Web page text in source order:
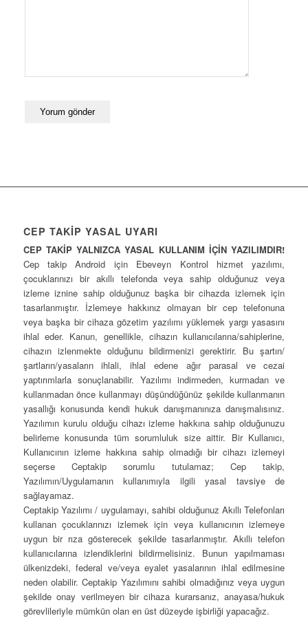
CEP TAKİP YASAL UYARI
CEP TAKİP YALNIZCA YASAL KULLANIM İÇİN YAZILIMDIR!
Cep takip Android için Ebeveyn Kontrol hizmet yazılımı,
çocuklarınızı bir akıllı telefonda veya sahip olduğunuz veya
izleme iznine sahip olduğunuz başka bir cihazda izlemek için
tasarlanmıştır. İzlemeye hakkınız olmayan bir cep telefonuna
veya başka bir cihaza gözetim yazılımı yüklemek yargı yasasını
ihlal eder. Kanun, genellikle, cihazın kullanıcılarına/sahiplerine,
cihazın izlenmekte olduğunu bildirmenizi gerektirir. Bu şartın/
şartların/yasaların ihlali, ihlal edene ağır parasal ve cezai
yaptırımlarla sonuçlanabilir. Yazılımı indirmeden, kurmadan ve
kullanmadan önce kullanmayı düşündüğünüz şekilde kullanmanın
yasallığı konusunda kendi hukuk danışmanınıza danışmalısınız.
Yazılımın kurulu olduğu cihazı izleme hakkına sahip olduğunuzu
belirleme konusunda tüm sorumluluk size aittir. Bir Kullanıcı,
Kullanıcının izleme hakkına sahip olmadığı bir cihazı izlemeyi
seçerse Ceptakip sorumlu tutulamaz; Cep takip,
Yazılımın/Uygulamanın kullanımıyla ilgili yasal tavsiye de
sağlayamaz.
Ceptakip Yazılımı / uygulamayı, sahibi olduğunuz Akıllı Telefonları
kullanan çocuklarınızı izlemek için veya kullanıcının izlemeye
uygun bir rıza gösterecek şekilde tasarlanmıştır. Akıllı telefon
kullanıcılarına izlendiklerini bildirmelisiniz. Bunun yapılmaması
ülkenizdeki, federal ve/veya eyalet yasalarının ihlal edilmesine
neden olabilir. Ceptakip Yazılımını sahibi olmadığınız veya uygun
şekilde onay verilmeyen bir cihaza kurarsanız, anayasa/hukuk
görevlileriyle mümkün olan en üst düzeyde işbirliği yapacağız.